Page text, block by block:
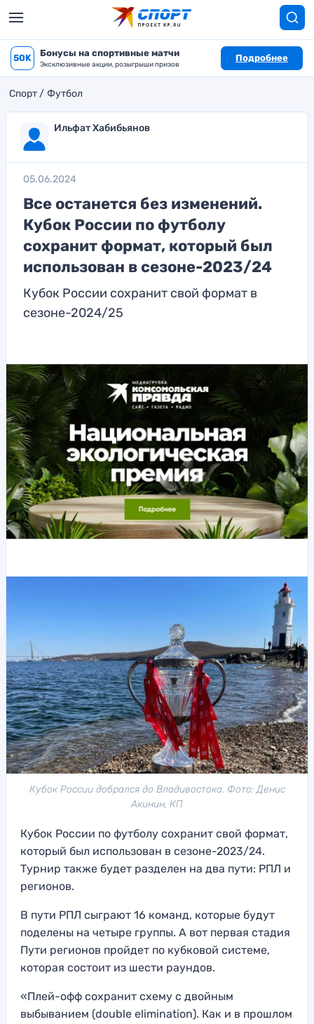
50K Бонусы на спортивные матчи
Эксклюзивные акции, розыгрыши призов
Подробнее
Спорт Футбол
Ильфат Хабибьянов
05.06.2024
Все останется без изменений.
Кубок России по футболу
сохранит формат, который был
использован в сезоне-2023/24
Кубок России сохранит свой формат в
сезоне-2024/25
Кубок России добрался до Владивостока. Фото: Денис
Акинин, КП
Кубок России по футболу сохранит свой формат,
который был использован в сезоне-2023/24.
Турнир также будет разделен на два пути: РПЛ и
регионов.
В пути РПЛ сыграют 16 команд, которые будут
поделены на четыре группы. А вот первая стадия
Пути регионов пройдет по кубковой системе,
которая состоит из шести раундов.
«Плей-офф сохранит схему с двойным
выбыванием (double elimination). Как и в прошлом